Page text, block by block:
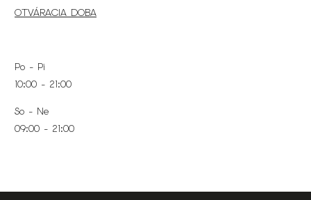
OTVÁRACIA DOBA
Po - Pi
10:00 - 21:00
So - Ne
09:00 - 21:00